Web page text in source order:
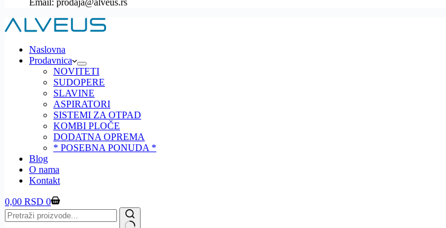
Email: prodaja@alveus.rs
Naslovna
Prodavnica
NOVITETI
SUDOPERE
SLAVINE
ASPIRATORI
SISTEMI ZA OTPAD
KOMBI PLOČE
DODATNA OPREMA
* POSEBNA PONUDA *
Blog
O nama
Kontakt
Shopping
cart
0,00 RSD 0